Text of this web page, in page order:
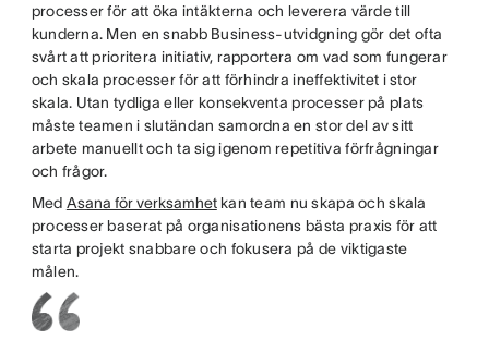
processer för att öka intäkterna och leverera värde till
kunderna. Men en snabb Business-utvidgning gör det ofta
svårt att prioritera initiativ, rapportera om vad som fungerar
och skala processer för att förhindra ineffektivitet i stor
skala. Utan tydliga eller konsekventa processer på plats
måste teamen i slutändan samordna en stor del av sitt
arbete manuellt och ta sig igenom repetitiva förfrågningar
och frågor.
Med Asana för verksamhetkan team nu skapa och skala
processer baserat på organisationens bästa praxis för att
starta projekt snabbare och fokusera på de viktigaste
målen.